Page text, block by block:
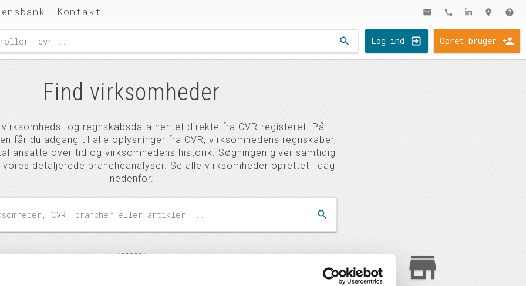
Kontakt mail phone location_on help
search Log ind Opret bruger
Find virksomheder
og regnskabsdata hentet direkte fra CVR-registeret. På
får du adgang til alle oplysninger fra CVR, virksomhedens regnskaber,
ansatte over tid og virksomhedens historik. Søgningen giver samtidig
detaljerede brancheanalyser. Se alle virksomheder oprettet i dag
nedenfor.
search
store